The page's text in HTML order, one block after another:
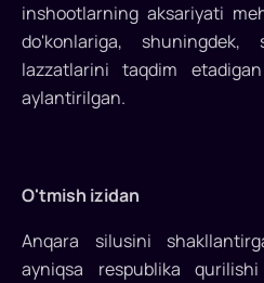
inshootlarning aksariyati
do'konlariga,
lazzatlarini taqdim
aylantirilgan.
O'tmish izidan
Anqara silusini
ayniqsa respublika